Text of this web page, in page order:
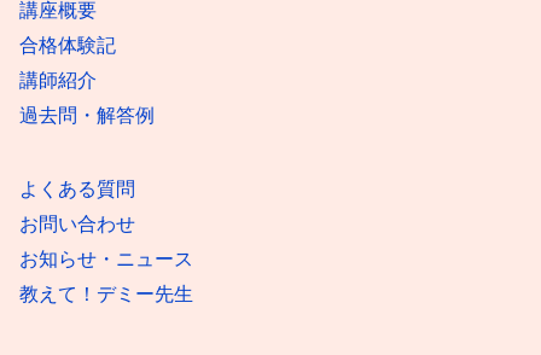
講座概要
合格体験記
講師紹介
過去問・解答例
よくある質問
お問い合わせ
お知らせ・ニュース
教えて！デミー先生